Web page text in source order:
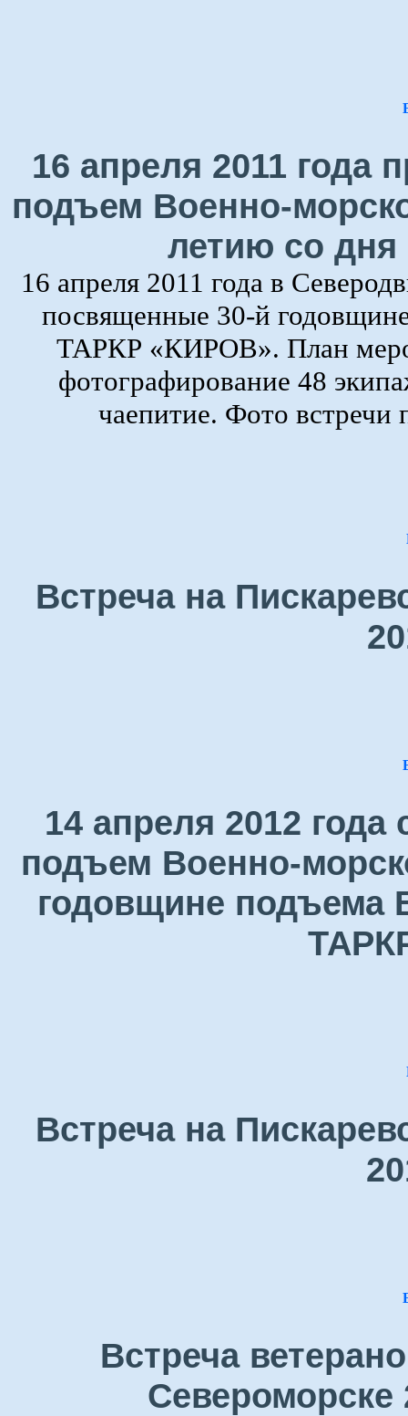
16 апреля 2011 года
подъем Военно-
летию со дня
16 апреля 2011 года в
посвященные 30-й
ТАРКР «КИРОВ». План
фотографирование 48
чаепитие. Фото
Встреча на
14 апреля 2012
подъем Военно-
годовщине подъема
Встреча на
Встреча
Североморске